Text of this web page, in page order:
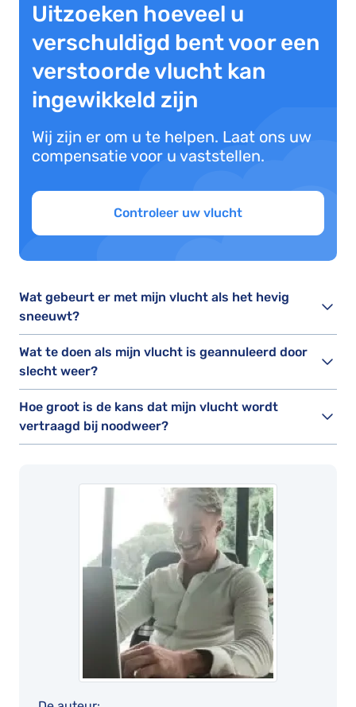
Uitzoeken hoeveel u
verschuldigd bent voor een
verstoorde vlucht kan
ingewikkeld zijn
Wij zijn er om u te helpen. Laat ons uw
compensatie voor u vaststellen.
Controleer uw vlucht
Wat gebeurt er met mijn vlucht als het hevig
sneeuwt?
Wat te doen als mijn vlucht is geannuleerd door
slecht weer?
Hoe groot is de kans dat mijn vlucht wordt
vertraagd bij noodweer?